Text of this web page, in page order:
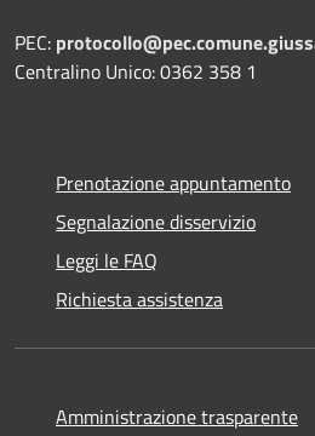
PEC:
Centralino Unico: 0362 358 1
Prenotazione appuntamento
Segnalazione disservizio
Leggi le FAQ
Richiesta assistenza
Amministrazione trasparente